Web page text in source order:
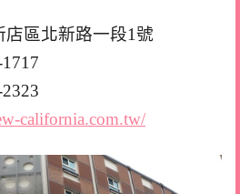
區北新路一段1號
california.com.tw/